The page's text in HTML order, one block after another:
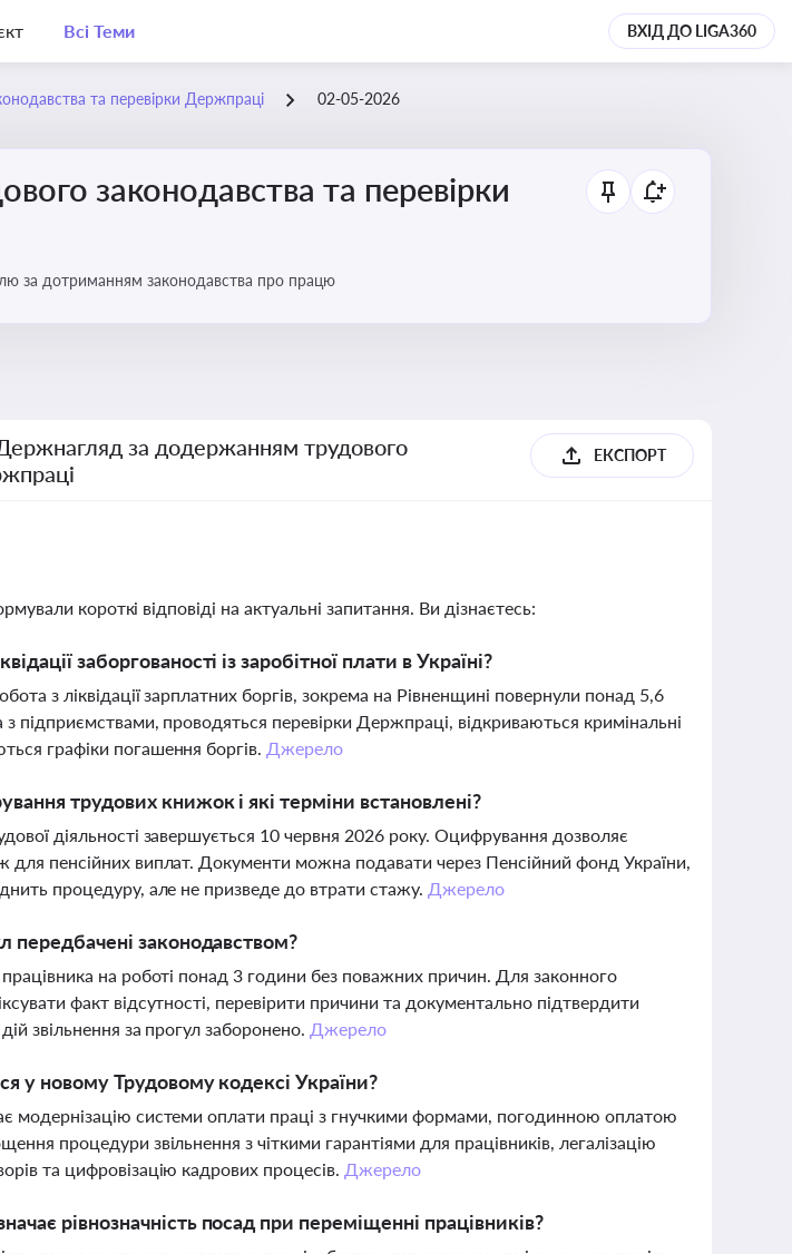
Всі Теми ВХІД ДО LIGA360
та перевірки Держпраці 02-05-2026
законодавства та перевірки
за дотриманням законодавства про працю
за додержанням трудового
ЕКСПОРТ
короткі відповіді на актуальні запитання. Ви дізнаєтесь:
заборгованості із заробітної плати в Україні?
з ліквідації зарплатних боргів, зокрема на Рівненщині повернули понад 5,6
підприємствами, проводяться перевірки Держпраці, відкриваються кримінальні
графіки погашення боргів. Джерело
трудових книжок і які терміни встановлені?
діяльності завершується 10 червня 2026 року. Оцифрування дозволяє
для пенсійних виплат. Документи можна подавати через Пенсійний фонд України,
процедуру, але не призведе до втрати стажу. Джерело
передбачені законодавством?
на роботі понад 3 години без поважних причин. Для законного
факт відсутності, перевірити причини та документально підтвердити
звільнення за прогул заборонено. Джерело
у новому Трудовому кодексі України?
модернізацію системи оплати праці з гнучкими формами, погодинною оплатою
процедури звільнення з чіткими гарантіями для працівників, легалізацію
та цифровізацію кадрових процесів. Джерело
рівнозначність посад при переміщенні працівників?